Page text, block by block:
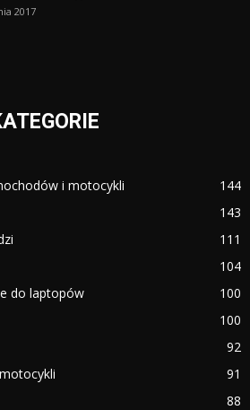
2017
i motocykli
144
143
111
104
do laptopów
100
100
92
91
88